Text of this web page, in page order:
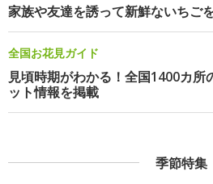
家族や友達を誘って新鮮ないちご
全国お花見ガイド
見頃時期がわかる！全国1400カ所
ット情報を掲載
季節特集